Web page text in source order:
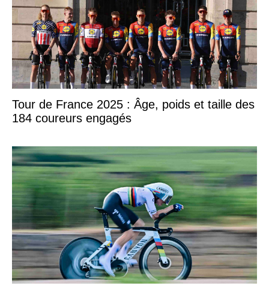
Tour de France 2025 : Âge, poids et taille des
184 coureurs engagés